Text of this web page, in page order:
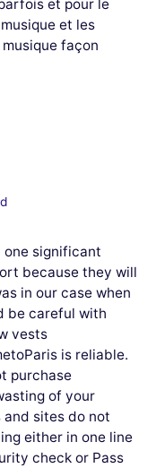
et pour le
et les
façon
one significant
because they will
in our case when
be careful with
vests
is reliable.
purchase
of your
and sites do not
either in one line
check or Pass